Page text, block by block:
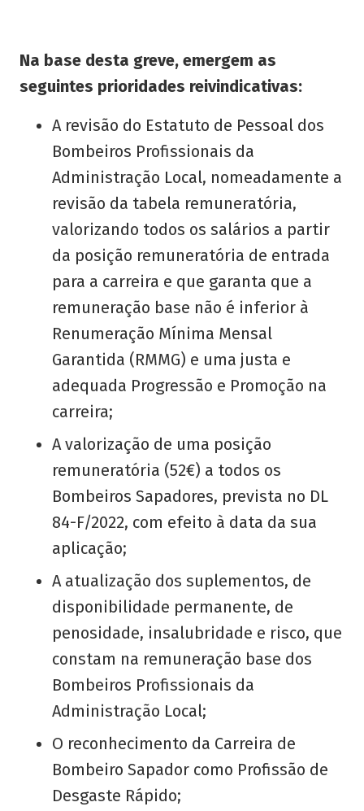
Na base desta greve, emergem as
seguintes prioridades reivindicativas:
A revisão do Estatuto de Pessoal dos
Bombeiros Profissionais da
Administração Local, nomeadamente a
revisão da tabela remuneratória,
valorizando todos os salários a partir
da posição remuneratória de entrada
para a carreira e que garanta que a
remuneração base não é inferior à
Renumeração Mínima Mensal
Garantida (RMMG) e uma justa e
adequada Progressão e Promoção na
carreira;
A valorização de uma posição
remuneratória (52€) a todos os
Bombeiros Sapadores, prevista no DL
84-F/2022, com efeito à data da sua
aplicação;
A atualização dos suplementos, de
disponibilidade permanente, de
penosidade, insalubridade e risco, que
constam na remuneração base dos
Bombeiros Profissionais da
Administração Local;
O reconhecimento da Carreira de
Bombeiro Sapador como Profissão de
Desgaste Rápido;